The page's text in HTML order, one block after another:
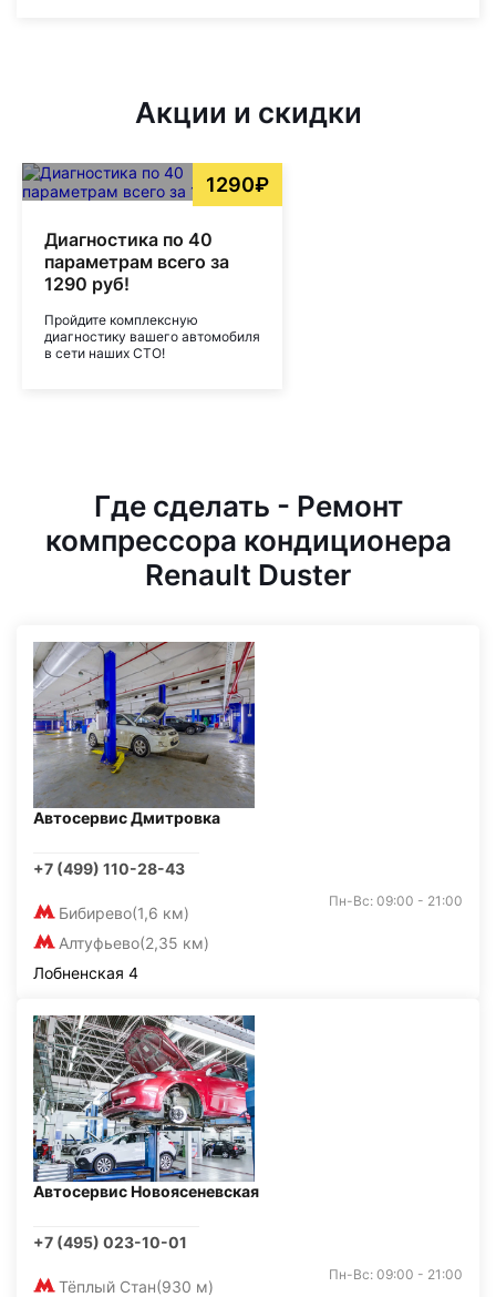
Акции и скидки
1290₽
Диагностика по 40
параметрам всего за
1290 руб!
Пройдите комплексную
диагностику вашего автомобиля
в сети наших СТО!
Где сделать - Ремонт
компрессора кондиционера
Renault Duster
Автосервис Дмитровка
+7 (499) 110-28-43
Бибирево(1,6 км)
Алтуфьево(2,35 км)
Пн-Вс: 09:00 - 21:00
Лобненская 4
Автосервис Новоясеневская
+7 (495) 023-10-01
Тёплый Стан(930 м)
Пн-Вс: 09:00 - 21:00